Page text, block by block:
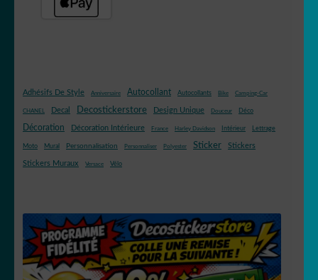
Adhésifs De Style Anniversaire Autocollant Autocollants Bike Camping-Car
CHANEL Decal Decostickerstore Design Unique Douceur Déco
Décoration Décoration Intérieure France Harley Davidson Intérieur Lettrage
Moto Mural Personnalisation Personnaliser Polyester Sticker Stickers
Stickers Muraux Versace Vélo